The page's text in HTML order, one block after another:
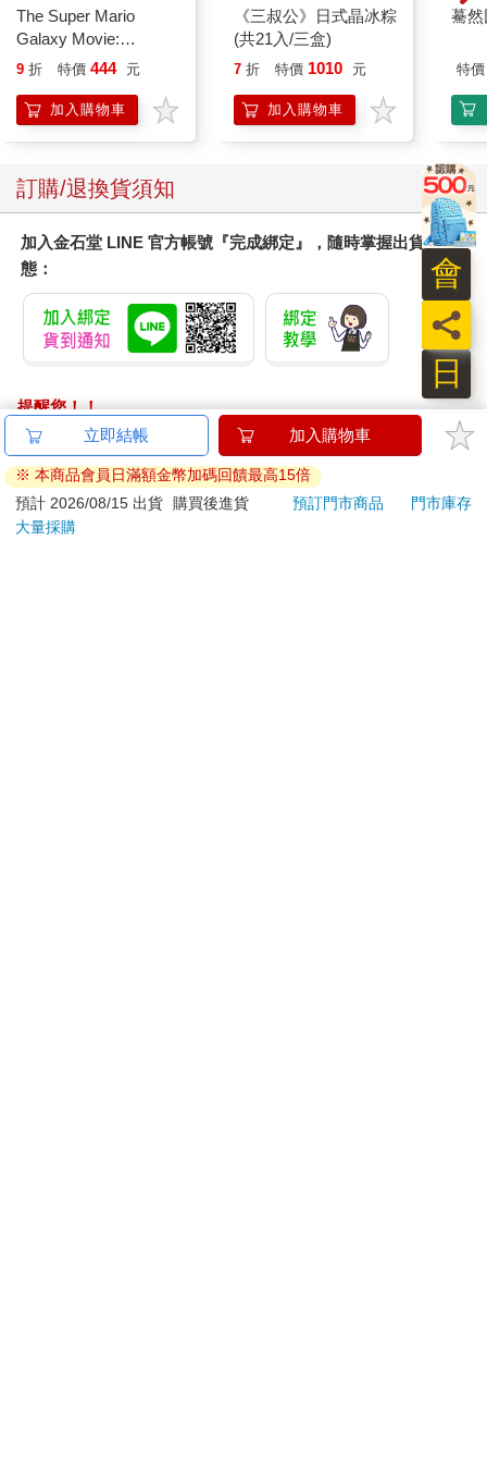
The Super Mario
Galaxy Movie:
Peach`s Birthday
Mario Galaxy Movie
Storybook
9 折 特價 444 元
加入購物車
《三叔公》日式晶冰粽
(共21入/三盒)
7 折 特價 1010 元
加入購物車
驀
特價
訂購/退換貨須知
加入金石堂 LINE 官方帳號『完成綁定』，隨時掌握出貨動
態：
提醒您！！
金石堂及銀行均不會請您操作ATM! 如接獲電話要求您前往
ATM提款機，請不要聽從指示，以免受騙上當！
退換貨須知：
**提醒您，鑑賞期不等於試用期，退回商品須為全新狀態**
立即結帳 加入購物車
※ 本商品會員日滿額金幣加碼回饋最高15倍
預計 2026/08/15 出貨
購買後進貨 預訂門市商品
門市庫存
大量採購
日
員
會